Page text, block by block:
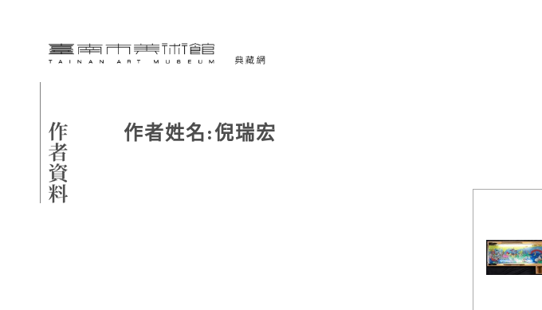
臺南市美術館-典藏網
網頁導覽
:::
作者姓名:倪瑞宏